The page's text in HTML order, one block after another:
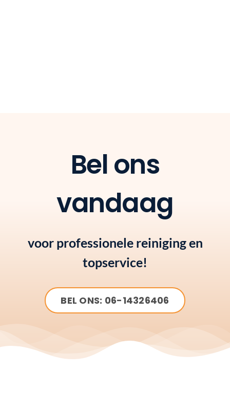
Bel ons
vandaag
voor professionele reiniging en
topservice!
BEL ONS: 06-14326406